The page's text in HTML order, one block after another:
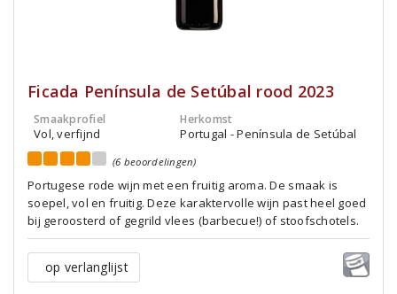
Ficada Península de Setúbal rood 2023
Smaakprofiel
Vol, verfijnd
Herkomst
Portugal - Península de Setúbal
(6 beoordelingen)
Portugese rode wijn met een fruitig aroma. De smaak is
soepel, vol en fruitig. Deze karaktervolle wijn past heel goed
bij geroosterd of gegrild vlees (barbecue!) of stoofschotels.
op verlanglijst